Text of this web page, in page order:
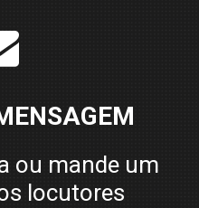
ou mande um
locutores